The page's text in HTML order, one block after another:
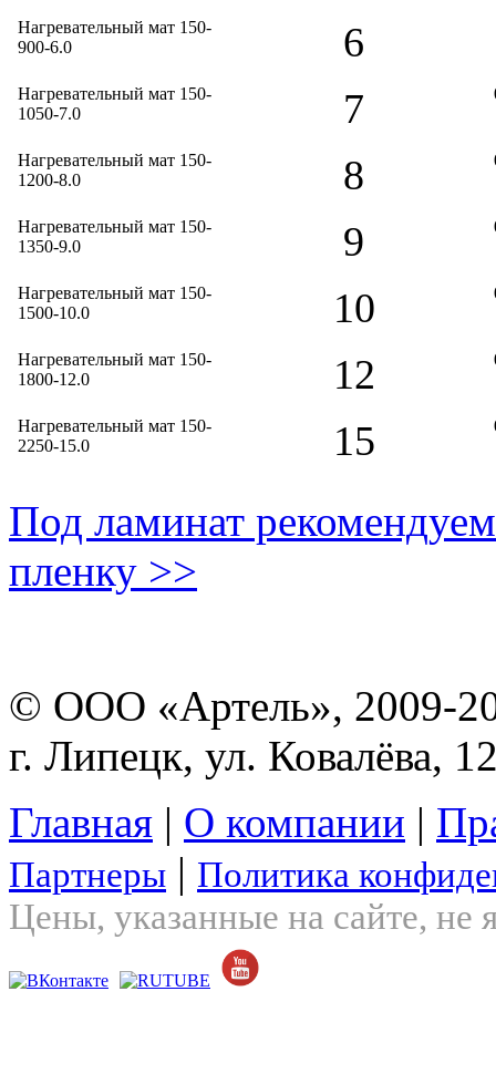
Нагревательный мат 150-
900-6.0
6
Нагревательный мат 150-
1050-7.0
7
Нагревательный мат 150-
1200-8.0
8
Нагревательный мат 150-
1350-9.0
9
Нагревательный мат 150-
1500-10.0
10
Нагревательный мат 150-
1800-12.0
12
Нагревательный мат 150-
2250-15.0
15
Под ламинат
пленку >>
© ООО «Артель», 2009-
г. Липецк, ул. Ковалёва,
Главная | О компании |
Партнеры | Политика
Цены, указанные на сайте, не